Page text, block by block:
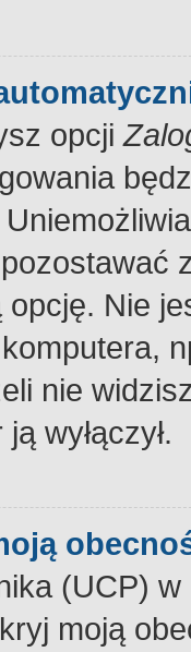
opcji
Nie
nie
wyłączył.
(UCP) w
moją